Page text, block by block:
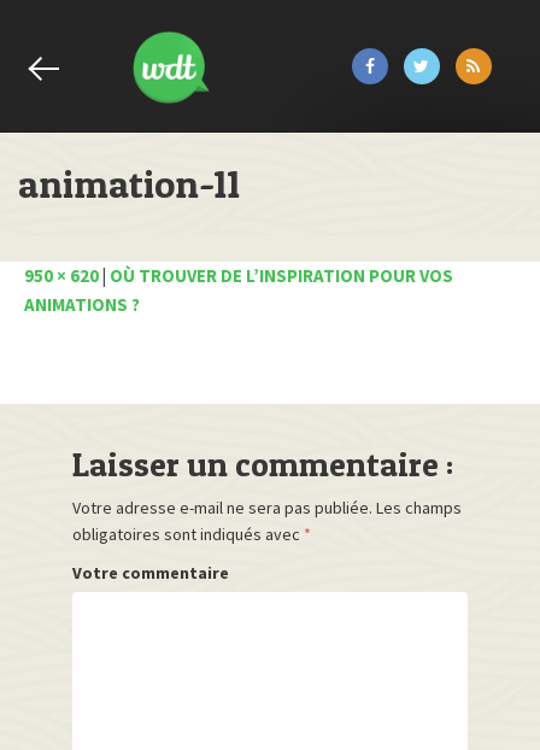
animation-11
950 × 620| OÙ TROUVER DE L’INSPIRATION POUR VOS
ANIMATIONS ?
Laisser un commentaire :
Votre adresse e-mail ne sera pas publiée. Les champs
obligatoires sont indiqués avec *
Votre commentaire